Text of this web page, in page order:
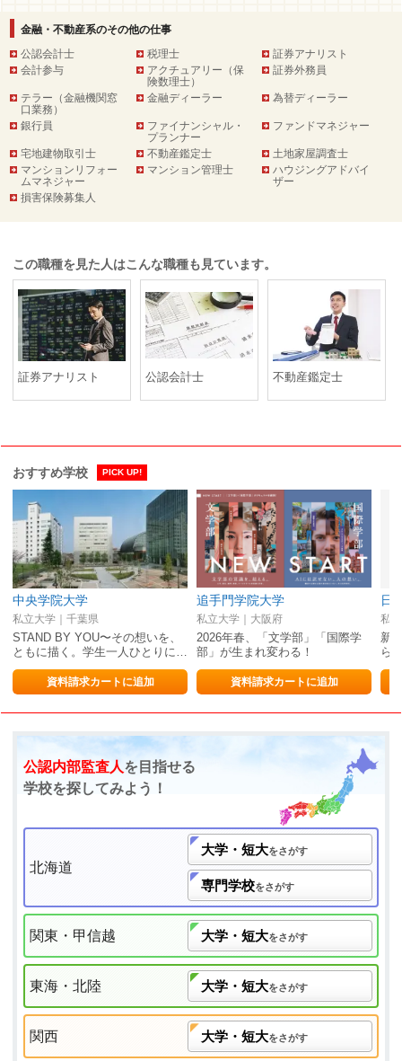
金融・不動産系のその他の仕事
公認会計士
税理士
証券アナリスト
会計参与
アクチュアリー（保
険数理士）
証券外務員
テラー（金融機関窓
口業務）
金融ディーラー 為替ディーラー
銀行員
ファイナンシャル・
プランナー
ファンドマネジャー
宅地建物取引士 不動産鑑定士
土地家屋調査士
マンションリフォー
ムマネジャー
マンション管理士
ハウジングアドバイ
ザー
損害保険募集人
この職種を見た人はこんな職種も見ています。
証券アナリスト 公認会計士 不動産鑑定士
おすすめ学校 PICK UP!
中央学院大学
私立大学｜千葉県
STAND BY YOU〜その想いを、
ともに描く。学生一人ひとりに…
資料請求カートに追加
追手門学院大学
私立大学｜大阪府
2026年春、「文学部」「国際学
部」が生まれ変わる！
資料請求カートに追加
私
新
ら
公認内部監査人を目指せる
学校を探してみよう！
北海道
大学・短大をさがす
専門学校をさがす
関東・甲信越 大学・短大をさがす
東海・北陸 大学・短大をさがす
関西 大学・短大をさがす